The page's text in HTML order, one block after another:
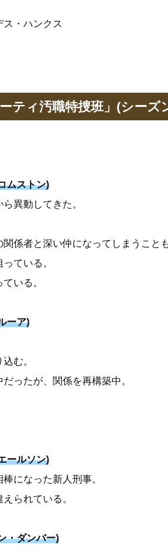
ス・ハンクス
ティ汚職特捜班」(シーズ
ムストン)
異動してきた。
係者と深い仲になってしまうことも
ている。
いる。
ーア)
む。
ったが、関係を再構築中。
ールソン)
になった新人刑事。
られている。
・ダンバー)